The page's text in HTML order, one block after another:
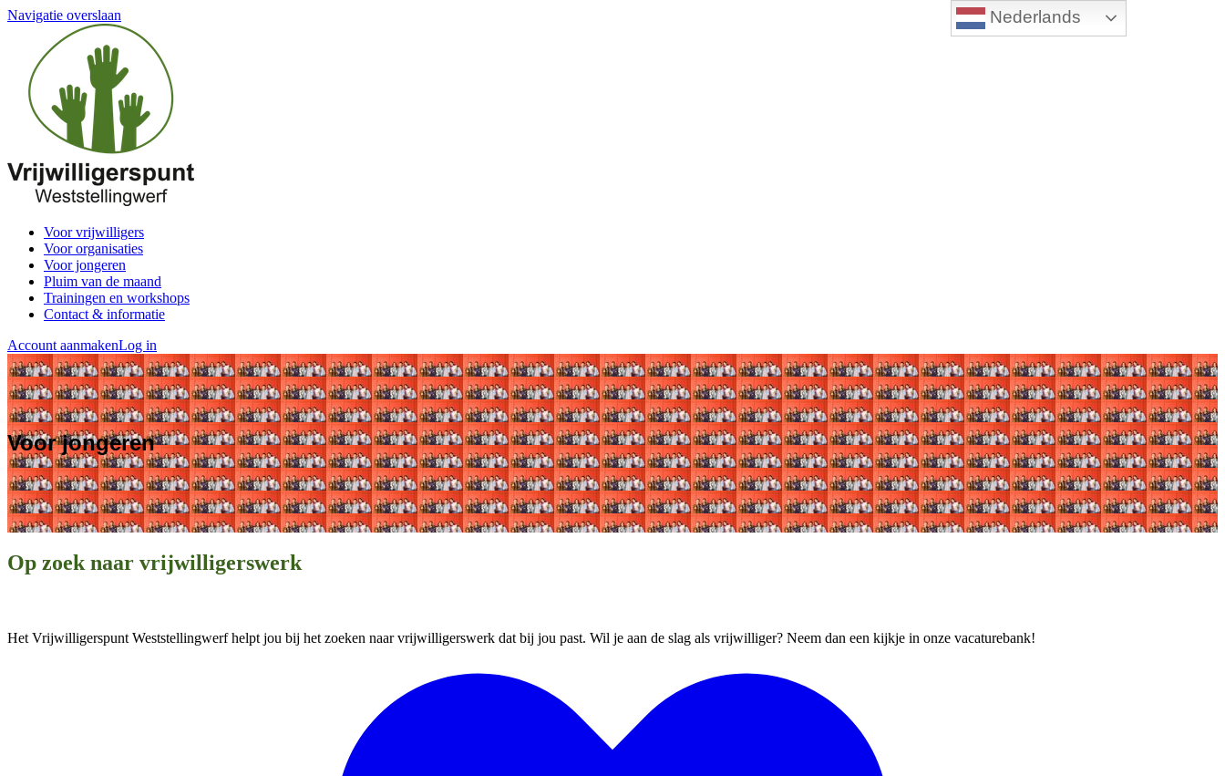
Nederlands
Navigatie overslaan
Voor vrijwilligers
Voor organisaties
Voor jongeren
Pluim van de maand
Trainingen en workshops
Contact & informatie
Account aanmakenLog in
Voor jongeren
Op zoek naar vrijwilligerswerk
Het Vrijwilligerspunt Weststellingwerf helpt jou bij het zoeken naar vrijwilligerswerk dat bij jou past. Wil je aan de slag als vrijwilliger? Neem dan een kijkje in onze vacaturebank!